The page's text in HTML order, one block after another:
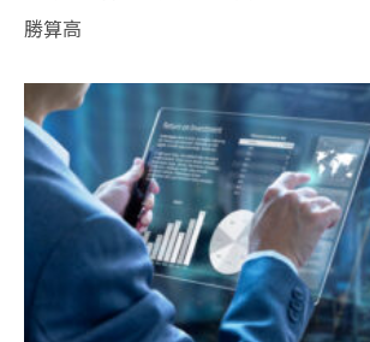
勝算高